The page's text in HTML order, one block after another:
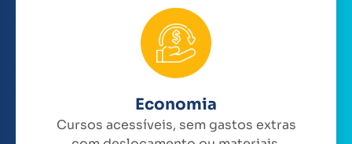
Economia
Cursos acessíveis, sem gastos extras